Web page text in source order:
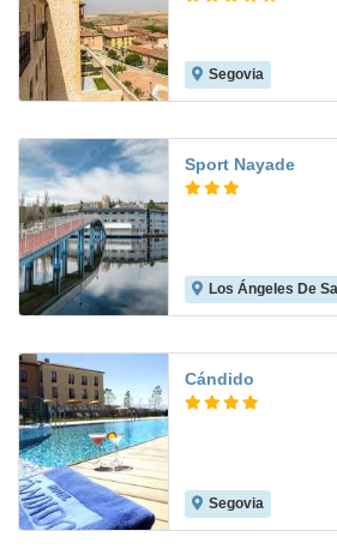
Segovia
Sport Nayade
Los Ángeles De
Cándido
Segovia